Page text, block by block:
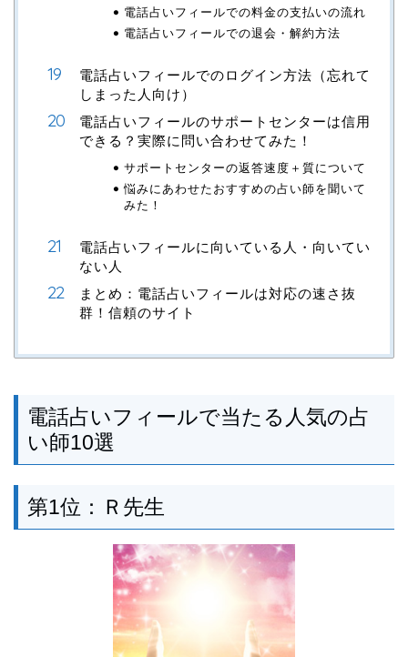
電話占いフィールでの料金の支払いの流れ
電話占いフィールでの退会・解約方法
電話占いフィールでのログイン方法（忘れて
しまった人向け）
電話占いフィールのサポートセンターは信用
できる？実際に問い合わせてみた！
サポートセンターの返答速度＋質について
悩みにあわせたおすすめの占い師を聞いて
みた！
電話占いフィールに向いている人・向いてい
ない人
まとめ：電話占いフィールは対応の速さ抜
群！信頼のサイト
電話占いフィールで当たる人気の占
い師10選
第1位：Ｒ先生